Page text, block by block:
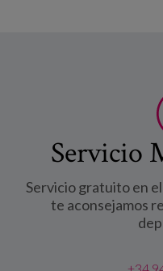
Servicio
Servicio gratuito en
te aconsejamos